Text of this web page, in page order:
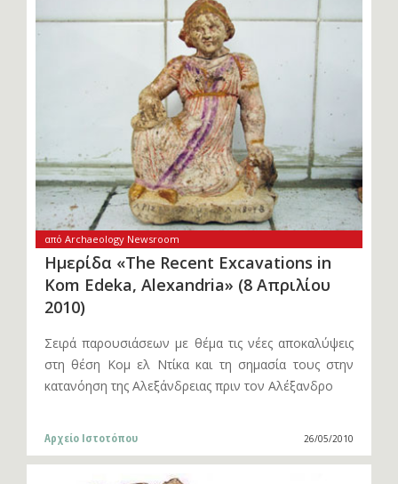
από Archaeology Newsroom
Ημερίδα «The Recent Excavations in
Kom Edeka, Alexandria» (8 Απριλίου
2010)
Σειρά παρουσιάσεων με θέμα τις νέες αποκαλύψεις
στη θέση Κομ ελ Ντίκα και τη σημασία τους στην
κατανόηση της Αλεξάνδρειας πριν τον Αλέξανδρο
Αρχείο Ιστοτόπου 26/05/2010